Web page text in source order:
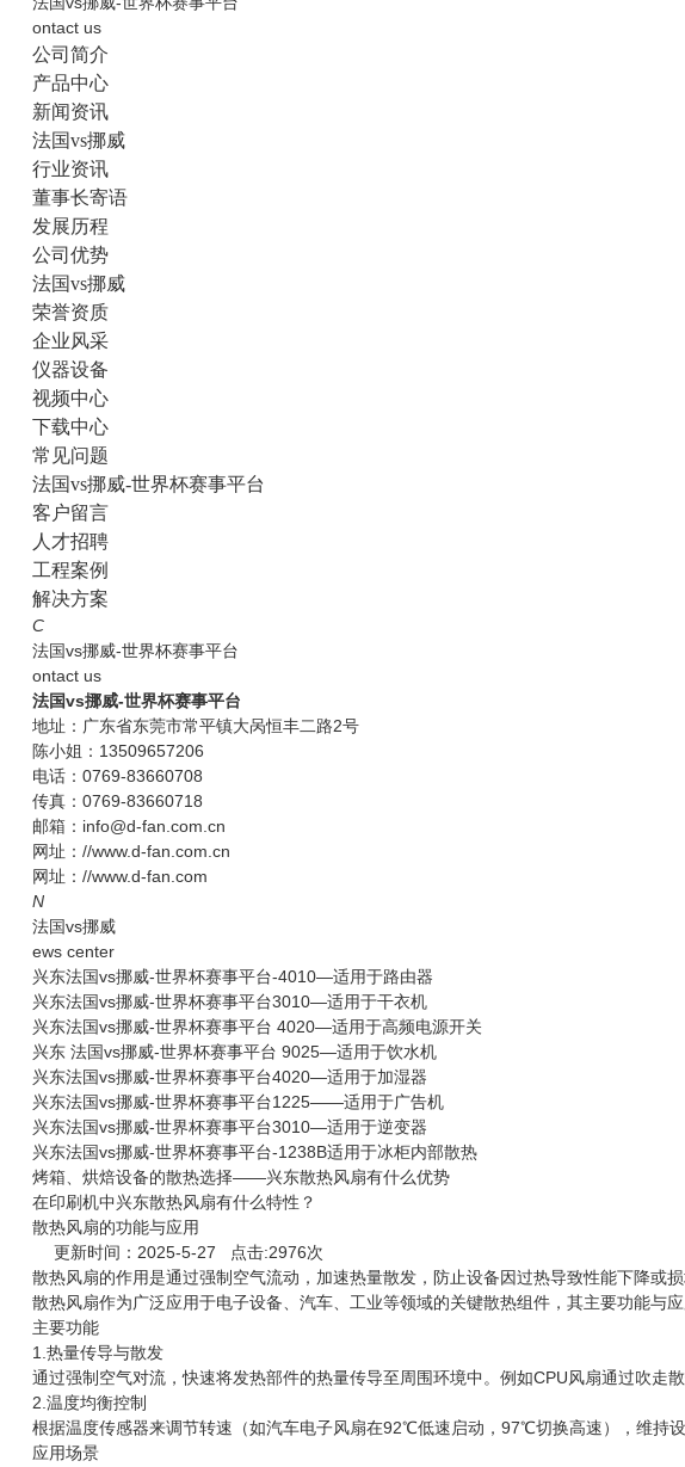
ontact us
公司简介
产品中心
新闻资讯
法国vs挪威
行业资讯
董事长寄语
发展历程
公司优势
法国vs挪威
荣誉资质
企业风采
仪器设备
视频中心
下载中心
常见问题
法国vs挪威-世界杯赛事平台
客户留言
人才招聘
工程案例
解决方案
C
法国vs挪威-世界杯赛事平台
ontact us
法国vs挪威-世界杯赛事平台
地址：广东省东莞市常平镇大呙恒丰二路2号
陈小姐：13509657206
电话：0769-83660708
传真：0769-83660718
邮箱：info@d-fan.com.cn
网址：//www.d-fan.com.cn
网址：//www.d-fan.com
N
法国vs挪威
ews center
兴东法国vs挪威-世界杯赛事平台-4010—适用于路由器
兴东法国vs挪威-世界杯赛事平台3010—适用于干衣机
兴东法国vs挪威-世界杯赛事平台 4020—适用于高频电源开关
兴东 法国vs挪威-世界杯赛事平台 9025—适用于饮水机
兴东法国vs挪威-世界杯赛事平台4020—适用于加湿器
兴东法国vs挪威-世界杯赛事平台1225——适用于广告机
兴东法国vs挪威-世界杯赛事平台3010—适用于逆变器
兴东法国vs挪威-世界杯赛事平台-1238B适用于冰柜内部散热
烤箱、烘焙设备的散热选择——兴东散热风扇有什么优势
在印刷机中兴东散热风扇有什么特性？
散热风扇的功能与应用
更新时间：2025-5-27 点击:2976次
散热风扇的作用是通过强制空气流动，加速热量散发，防止设备因过热导致性能下降或损
散热风扇作为广泛应用于电子设备、汽车、工业等领域的关键散热组件，其主要功能与应
主要功能
1.热量传导与散发
通过强制空气对流，快速将发热部件的热量传导至周围环境中。例如CPU风扇通过吹走
2.温度均衡控制
根据温度传感器来调节转速（如汽车电子风扇在92℃低速启动，97℃切换高速），维持设
应用场景